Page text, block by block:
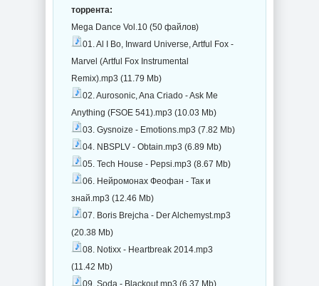
торрента:
Mega Dance Vol.10 (50 файлов)
01. Al I Bo, Inward Universe, Artful Fox -
Marvel (Artful Fox Instrumental
Remix).mp3 (11.79 Mb)
02. Aurosonic, Ana Criado - Ask Me
Anything (FSOE 541).mp3 (10.03 Mb)
03. Gysnoize - Emotions.mp3 (7.82 Mb)
04. NBSPLV - Obtain.mp3 (6.89 Mb)
05. Tech House - Pepsi.mp3 (8.67 Mb)
06. Нейромонах Феофан - Так и
знай.mp3 (12.46 Mb)
07. Boris Brejcha - Der Alchemyst.mp3
(20.38 Mb)
08. Notixx - Heartbreak 2014.mp3
(11.42 Mb)
09. Soda - Blackout.mp3 (6.37 Mb)